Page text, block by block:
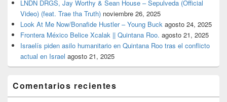
LNDN DRGS, Jay Worthy & Sean House – Sepulveda (Official
Video) (feat. Trae tha Truth) noviembre 26, 2025
Look At Me Now/Bonafide Hustler – Young Buck agosto 24, 2025
Frontera México Belice Xcalak || Quintana Roo. agosto 21, 2025
Israelís piden asilo humanitario en Quintana Roo tras el conflicto
actual en Israel agosto 21, 2025
Comentarios recientes